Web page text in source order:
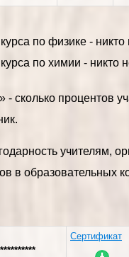
по физике - никто
по химии - никто
- сколько процентов
учителям,
в образовательных
Сертификат